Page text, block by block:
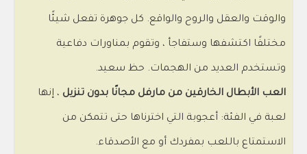
والوقت والعقل والروح والواقع. كل جوهرة تفعل شيئًا
مختلفًا اكتشفها وستفاجأ ، وتقوم بمناورات دفاعية
وتستخدم العديد من الهجمات. حظ سعيد.
العب الأبطال الخارقين من مارفل مجانًا بدون تنزيل ، إنها
لعبة في الفئة: أعجوبة التي اخترناها حتى تتمكن من
الاستمتاع باللعب بمفردك أو مع الأصدقاء.